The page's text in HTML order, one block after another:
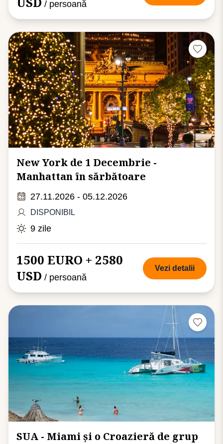
/ persoană
New York de 1 Decembrie -
Manhattan în sărbătoare
27.11.2026 - 05.12.2026
DISPONIBIL
9 zile
1500 EURO + 2580
USD / persoană
Vezi detalii
SUA - Miami și o Croazieră de grup